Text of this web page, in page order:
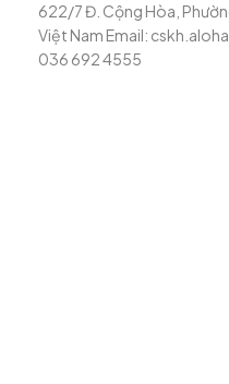
622/7 Đ. Cộng Hòa,
Việt Nam Email:
036 692 4555